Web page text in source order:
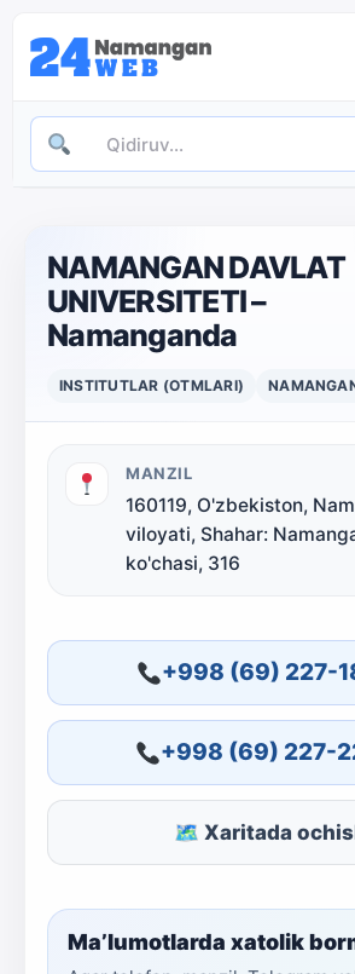
NAMANGAN DAVLAT
UNIVERSITETI –
Namanganda
INSTITUTLAR (OTMLARI)
MANZIL
160119, O'zbekiston,
viloyati, Shahar:
ko'chasi, 316
+998 (69) 227-
+998 (69) 227-
🗺 Xaritada
Ma’lumotlarda xatolik